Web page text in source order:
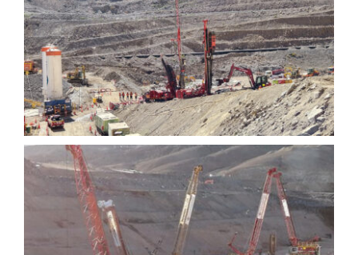
Jet Grouting
Pared Drenante